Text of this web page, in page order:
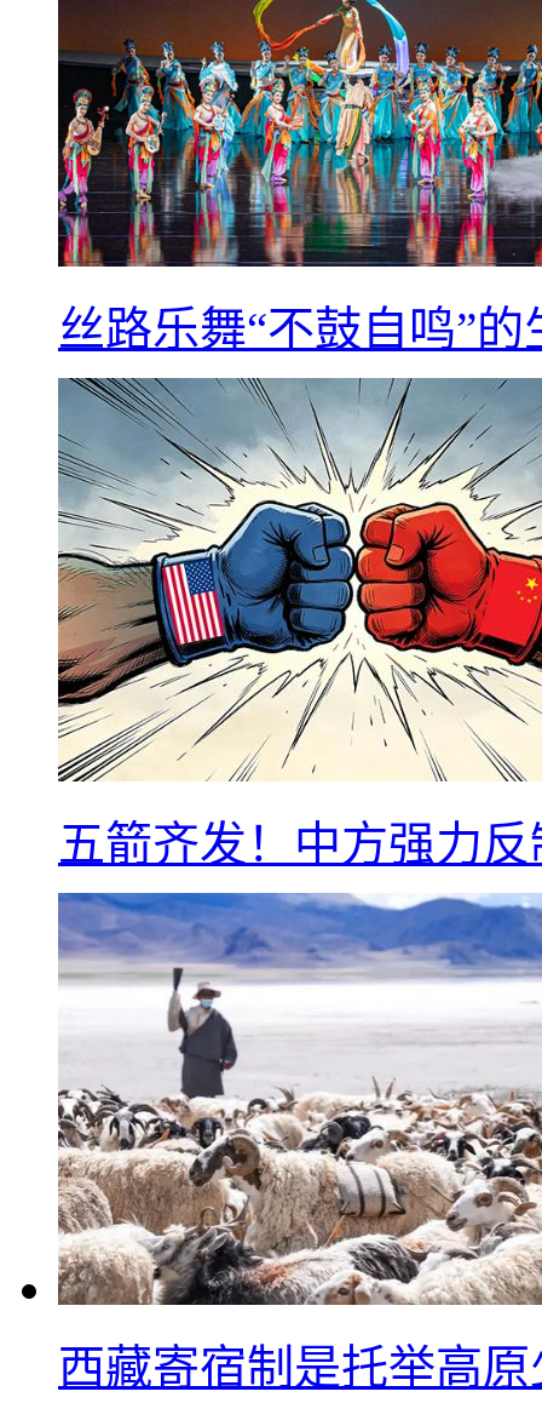
丝路乐舞“不鼓自鸣”
五箭齐发！中方强力
西藏寄宿制是托举高